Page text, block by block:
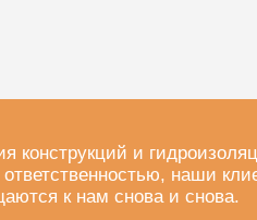
конструкций и
наши
к нам снова и снова.